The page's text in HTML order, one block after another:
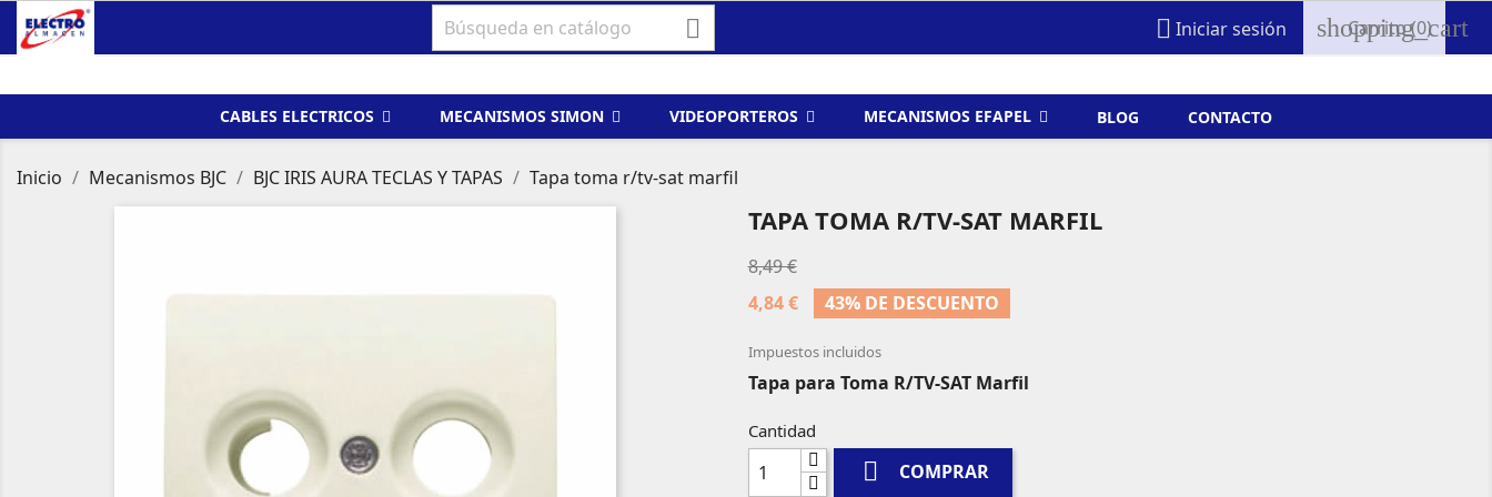
  Iniciar sesión shopping_cart
Carrito(0)
CABLES ELECTRICOS MECANISMOS SIMON VIDEOPORTEROS MECANISMOS EFAPEL BLOG CONTACTO
Inicio Mecanismos BJC BJC IRIS AURA TECLAS Y TAPAS Tapa toma r/tv-sat marfil
TAPA TOMA R/TV-SAT MARFIL
8,49 €
4,84 €
43% DE DESCUENTO
Impuestos incluidos
Tapa para Toma R/TV-SAT Marfil
Cantidad
 COMPRAR